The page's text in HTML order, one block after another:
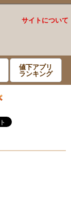
サイトについて
値下アプリ
ランキング